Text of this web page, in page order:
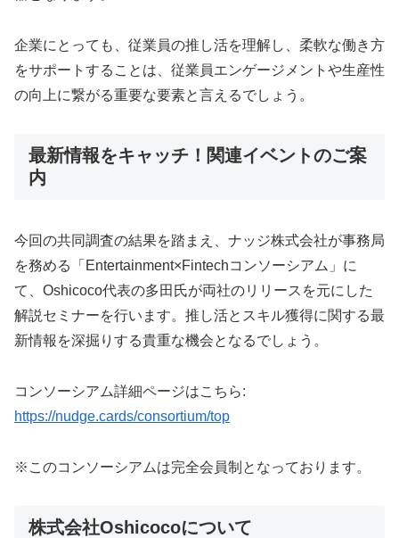
企業にとっても、従業員の推し活を理解し、柔軟な働き方
をサポートすることは、従業員エンゲージメントや生産性
の向上に繋がる重要な要素と言えるでしょう。
最新情報をキャッチ！関連イベントのご案
内
今回の共同調査の結果を踏まえ、ナッジ株式会社が事務局
を務める「Entertainment×Fintechコンソーシアム」に
て、Oshicoco代表の多田氏が両社のリリースを元にした
解説セミナーを行います。推し活とスキル獲得に関する最
新情報を深掘りする貴重な機会となるでしょう。
コンソーシアム詳細ページはこちら:
https://nudge.cards/consortium/top
※このコンソーシアムは完全会員制となっております。
株式会社Oshicocoについて